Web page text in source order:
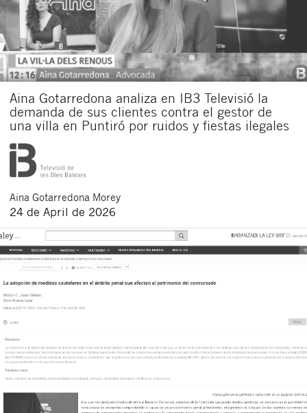
Aina Gotarredona analiza en IB3 Televisió la
demanda de sus clientes contra el gestor de
una villa en Puntiró por ruidos y fiestas ilegales
Aina Gotarredona Morey
24 de April de 2026